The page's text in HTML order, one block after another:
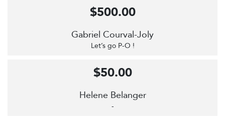
Gabriel Courval-Joly
Let’s go P-O !
$500.00
Helene Belanger
-
$50.00